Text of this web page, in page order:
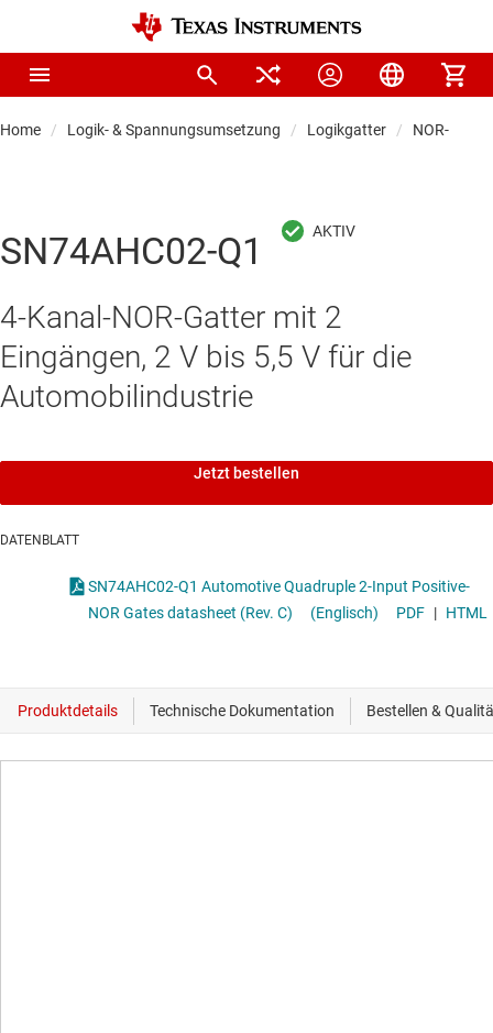
Home Logik- & Spannungsumsetzung Logikgatter NOR-Gatter
SN74AHC02-Q1
4-Kanal-NOR-Gatter mit 2
Eingängen, 2 V bis 5,5 V für die
Automobilindustrie
Jetzt bestellen
DATENBLATT
SN74AHC02-Q1 Automotive Quadruple 2-Input Positive-
NOR Gates datasheet (Rev. C)
(Englisch) PDF | HTML